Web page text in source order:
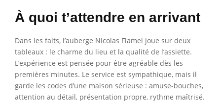
À quoi t’attendre en arrivant
Dans les faits, l’auberge Nicolas Flamel joue sur deux
tableaux : le charme du lieu et la qualité de l’assiette.
L’expérience est pensée pour être agréable dès les
premières minutes. Le service est sympathique, mais il
garde les codes d’une maison sérieuse : amuse-bouches,
attention au détail, présentation propre, rythme maîtrisé.